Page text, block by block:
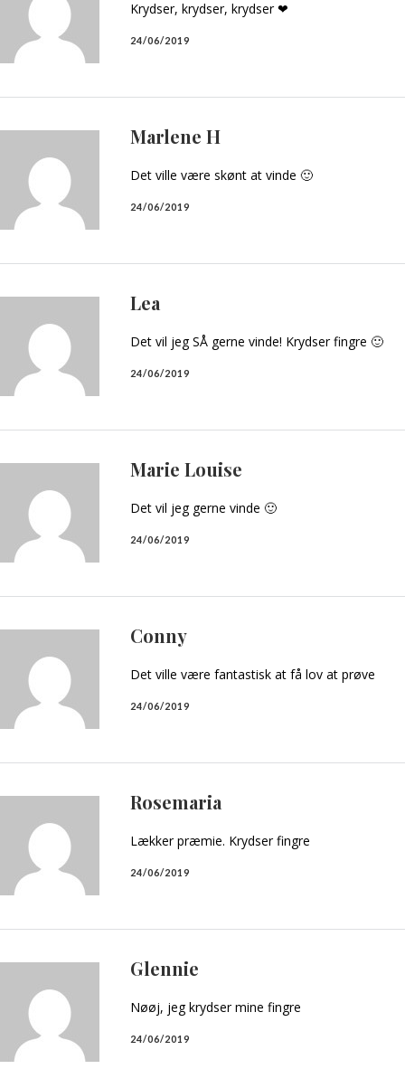
Krydser, krydser, krydser ❤
24/06/2019
Marlene H
Det ville være skønt at vinde 🙂
24/06/2019
Lea
Det vil jeg SÅ gerne vinde! Krydser fingre 🙂
24/06/2019
Marie Louise
Det vil jeg gerne vinde 🙂
24/06/2019
Conny
Det ville være fantastisk at få lov at prøve
24/06/2019
Rosemaria
Lækker præmie. Krydser fingre
24/06/2019
Glennie
Nøøj, jeg krydser mine fingre
24/06/2019